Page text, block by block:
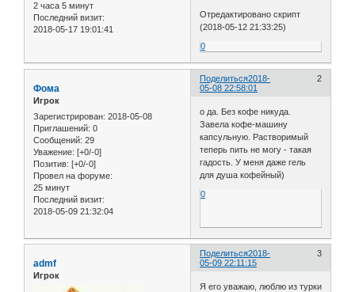
2 часа 5 минут
Последний визит:
2018-05-17 19:01:41
Отредактировано скрипт
(2018-05-12 21:33:25)
0
Поделиться 2
2018-
05-08 22:58:01
Фома
Игрок
Зарегистрирован: 2018-05-08
Приглашений: 0
Сообщений: 29
Уважение: [+0/-0]
Позитив: [+0/-0]
Провел на форуме:
25 минут
Последний визит:
2018-05-09 21:32:04
о да. Без кофе никуда.
Завела кофе-машину
капсульную. Растворимый
теперь пить не могу - такая
гадость. У меня даже гель
для душа кофейный)
0
Поделиться 3
2018-
05-09 22:11:15
admf
Игрок
Я его уважаю, люблю из турки